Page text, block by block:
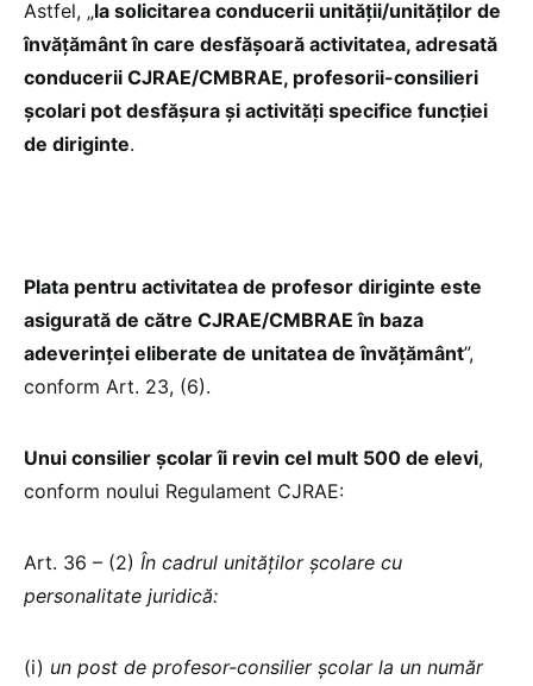
Astfel, „la solicitarea conducerii unității/unităților de
învățământ în care desfășoară activitatea, adresată
conducerii CJRAE/CMBRAE, profesorii-consilieri
școlari pot desfășura și activități specifice funcției
de diriginte.
Plata pentru activitatea de profesor diriginte este
asigurată de către CJRAE/CMBRAE în baza
adeverinței eliberate de unitatea de învățământ”,
conform Art. 23, (6).
Unui consilier școlar îi revin cel mult 500 de elevi,
conform noului Regulament CJRAE:
Art. 36 – (2) În cadrul unităților școlare cu
personalitate juridică:
(i) un post de profesor-consilier școlar la un număr